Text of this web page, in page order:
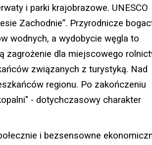
i parki krajobrazowe. UNESCO
Zachodnie”. Przyrodnicze
wodnych, a wydobycie węgla to
zagrożenie dla miejscowego
związanych z turystyką. Nad
regionu. Po zakończeniu
- dotychczasowy charakter
i bezsensowne